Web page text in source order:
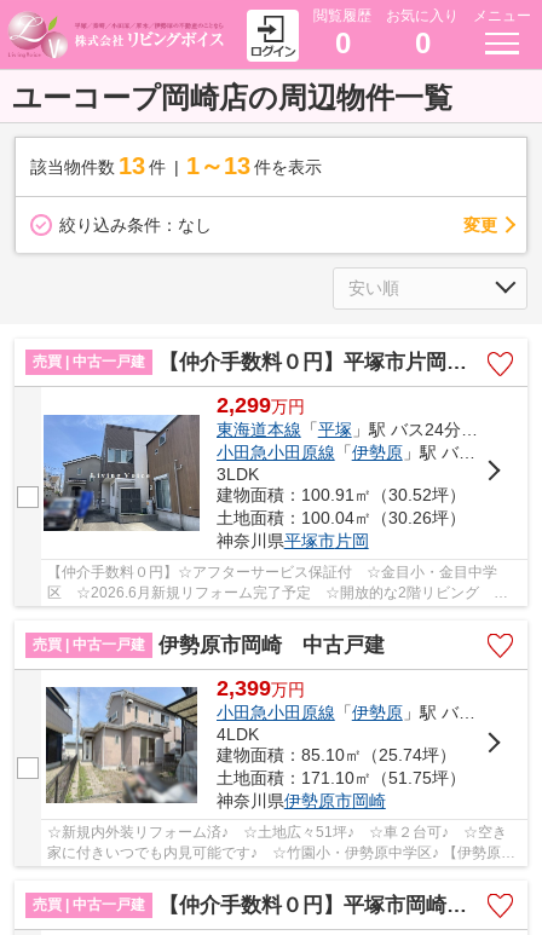
閲覧履歴
0
お気に入り
0
メニュー
ユーコープ岡崎店の周辺物件一覧
該当物件数 13件 1～13 件を表示
絞り込み条件： なし 変更
売買 | 中古一戸建 【仲介手数料０円】平塚市片岡 中古一戸建て
2,299万円
東海道本線 「平塚」駅 バス24分 「片岡（神奈川県）」 停歩9分
小田急小田原線 「伊勢原」駅 バス21分 「平塚西郵便局前」 停歩3分
3LDK
建物面積：100.91㎡（30.52坪）
土地面積：100.04㎡（30.26坪）
神奈川県平塚市片岡
【仲介手数料０円】☆アフターサービス保証付 ☆金目小・金目中学
区 ☆2026.6月新規リフォーム完了予定 ☆開放的な2階リビング ☆
売買 | 中古一戸建
伊勢原市岡崎 中古戸建
2,399万円
小田急小田原線 「伊勢原」駅 バス10分 「御岳」 停歩4分
4LDK
建物面積：85.10㎡（25.74坪）
土地面積：171.10㎡（51.75坪）
神奈川県伊勢原市岡崎
☆新規内外装リフォーム済♪ ☆土地広々51坪♪ ☆車２台可♪ ☆空き
家に付きいつでも内見可能です♪ ☆竹園小・伊勢原中学区♪ 【伊勢原市
売買 | 中古一戸建
【仲介手数料０円】平塚市岡崎 中古戸建